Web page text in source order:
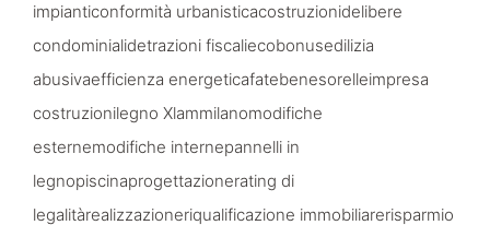
impianticonformità urbanisticacostruzionidelibere
condominialidetrazioni fiscaliecobonusedilizia
abusivaefficienza energeticafatebenesorelleimpresa
costruzionilegno Xlammilanomodifiche
esternemodifiche internepannelli in
legnopiscinaprogettazionerating di
legalitàrealizzazioneriqualificazione immobiliarerisparmio